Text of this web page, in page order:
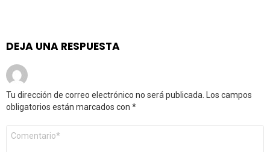
DEJA UNA RESPUESTA
Tu dirección de correo electrónico no será publicada. Los campos
obligatorios están marcados con *
Comentario